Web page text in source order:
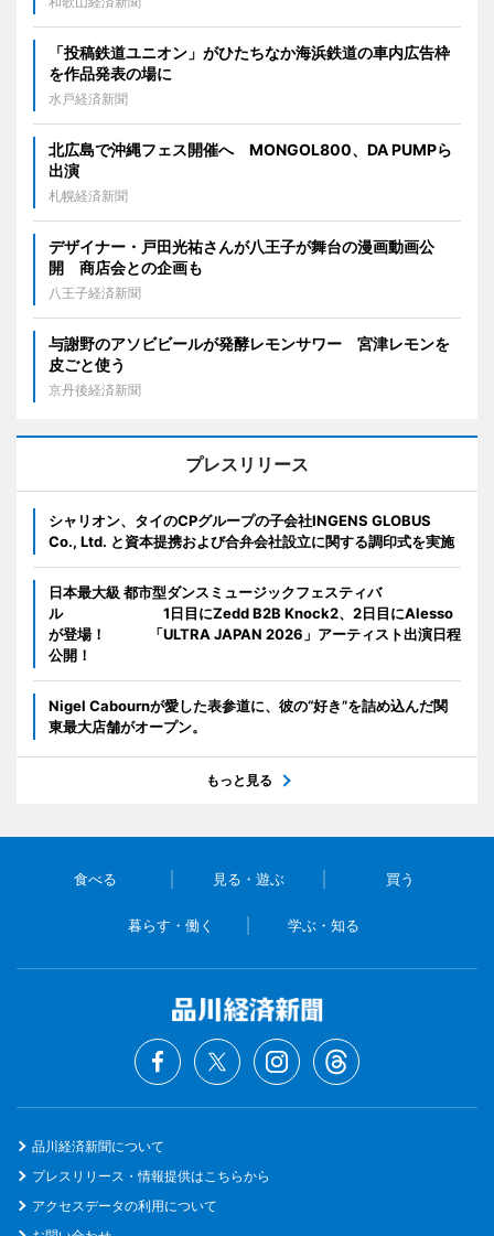
「投稿鉄道ユニオン」がひたちなか海浜鉄道の車内広告枠
を作品発表の場に
水戸経済新聞
北広島で沖縄フェス開催へ MONGOL800、DA PUMPら
出演
札幌経済新聞
デザイナー・戸田光祐さんが八王子が舞台の漫画動画公
開 商店会との企画も
八王子経済新聞
与謝野のアソビビールが発酵レモンサワー 宮津レモンを
皮ごと使う
京丹後経済新聞
プレスリリース
シャリオン、タイのCPグループの子会社INGENS GLOBUS
Co., Ltd. と資本提携および合弁会社設立に関する調印式を実施
日本最大級 都市型ダンスミュージックフェスティバ
ル 1日目にZedd B2B Knock2、2日目にAlesso
が登場！ 「ULTRA JAPAN 2026」アーティスト出演日程
公開！
Nigel Cabournが愛した表参道に、彼の“好き”を詰め込んだ関
東最大店舗がオープン。
もっと見る
食べる 見る・遊ぶ 買う
暮らす・働く 学ぶ・知る
品川経済新聞について
プレスリリース・情報提供はこちらから
アクセスデータの利用について